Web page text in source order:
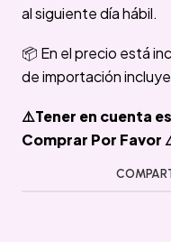
al siguiente día hábil.
📦 En el precio está
de importación
⚠️Tener en cuenta
Comprar Por Favor